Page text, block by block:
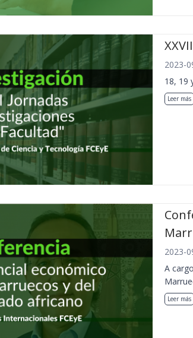
2023-
18, 19
Leer más
2023-
A
Leer más